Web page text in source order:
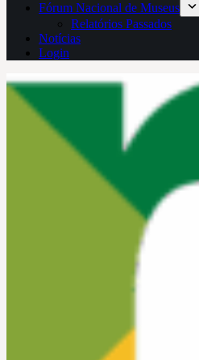
Fórum Nacional de Museus
Relatórios Passados
Notícias
Login